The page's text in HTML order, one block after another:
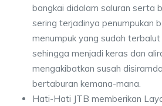
bangkai didalam saluran serta
sering terjadinya penumpukan
menumpuk yang sudah
sehingga menjadi keras dan
mengakibatkan susah
bertaburan kemana-mana.
Hati-Hati JTB memberikan